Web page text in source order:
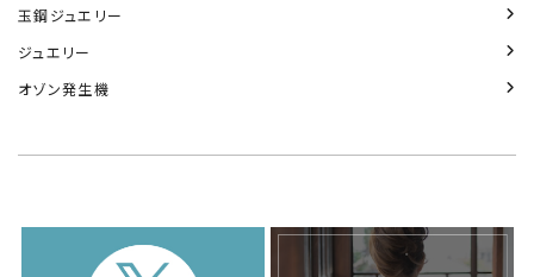
玉鋼ジュエリー
ジュエリー
オゾン発生機